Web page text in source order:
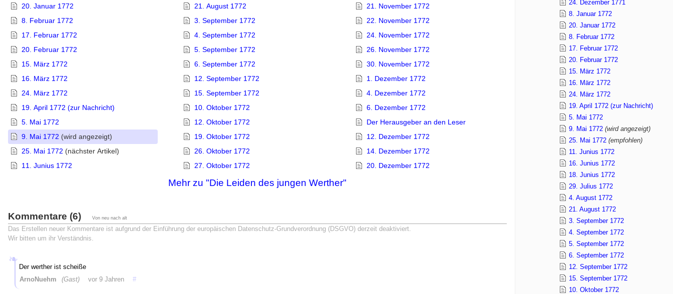
20. Januar 1772
8. Februar 1772
17. Februar 1772
20. Februar 1772
15. März 1772
16. März 1772
24. März 1772
19. April 1772 (zur Nachricht)
5. Mai 1772
9. Mai 1772 (wird angezeigt)
25. Mai 1772 (nächster Artikel)
11. Junius 1772
21. August 1772
3. September 1772
4. September 1772
5. September 1772
6. September 1772
12. September 1772
15. September 1772
10. Oktober 1772
12. Oktober 1772
19. Oktober 1772
26. Oktober 1772
27. Oktober 1772
21. November 1772
22. November 1772
24. November 1772
26. November 1772
30. November 1772
1. Dezember 1772
4. Dezember 1772
6. Dezember 1772
Der Herausgeber an den Leser
12. Dezember 1772
14. Dezember 1772
20. Dezember 1772
Mehr zu "Die Leiden des jungen Werther"
Kommentare (6) Von neu nach alt
Das Erstellen neuer Kommentare ist aufgrund der Einführung der europäischen Datenschutz-Grundverordnung (DSGVO) derzeit deaktiviert.
Wir bitten um ihr Verständnis.
Der werther ist scheiße
ArnoNuehm
(Gast) vor 9 Jahren #
24. Dezember 1771
8. Januar 1772
20. Januar 1772
8. Februar 1772
17. Februar 1772
20. Februar 1772
15. März 1772
16. März 1772
24. März 1772
19. April 1772 (zur Nachricht)
5. Mai 1772
9. Mai 1772 (wird angezeigt)
25. Mai 1772 (empfohlen)
11. Junius 1772
16. Junius 1772
18. Junius 1772
29. Julius 1772
4. August 1772
21. August 1772
3. September 1772
4. September 1772
5. September 1772
6. September 1772
12. September 1772
15. September 1772
10. Oktober 1772